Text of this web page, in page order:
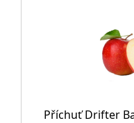
Příchuť Drifter